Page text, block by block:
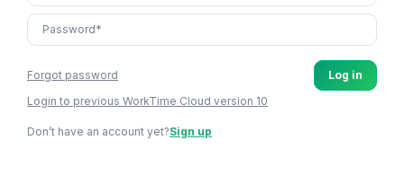
Forgot password
Log in
Login to previous WorkTime Cloud version 10
Don’t have an account yet?Sign up